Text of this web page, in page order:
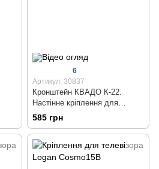
6
Артикул: 30837
Кронштейн КВАДО К-22.
Настінне кріплення для
монітора або телевізора 17 -
32 дюймів
585 грн